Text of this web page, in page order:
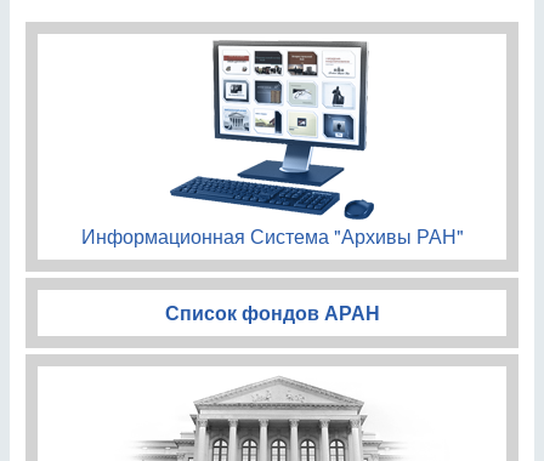
Информационная Система "Архивы РАН"
Список фондов АРАН